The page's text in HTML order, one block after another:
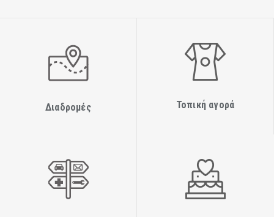
Διαδρομές Τοπική αγορά